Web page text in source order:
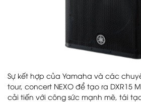
Sự kết hợp của Yamaha và các
tour, concert NEXO để tạo ra DXR15
cải tiến với công sức mạnh mẽ, tái